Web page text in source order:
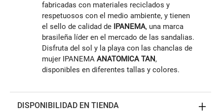
fabricadas con materiales reciclados y
respetuosos con el medio ambiente, y tienen
el sello de calidad de
IPANEMA, una marca
brasileña líder en el mercado de las sandalias.
Disfruta del sol y la playa con las chanclas de
mujer IPANEMA ANATOMICA TAN ,
disponibles en diferentes tallas y colores.
DISPONIBILIDAD EN TIENDA